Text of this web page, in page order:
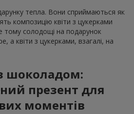
тепла. Вони сприймаються як
композицію квіти з цукерками
тому солодощі на подарунок
а квіти з цукерками, взагалі, на
шоколадом:
презент для
моментів